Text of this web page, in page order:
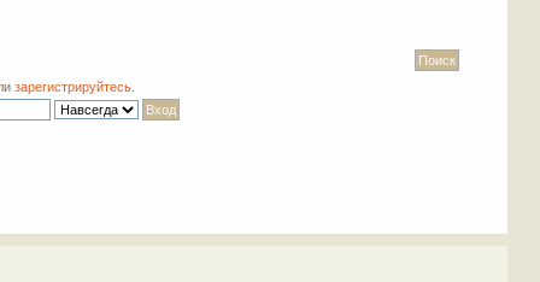
зарегистрируйтесь